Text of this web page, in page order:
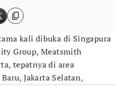
kali dibuka di Singapura
Group, Meatsmith
tepatnya di area
Jakarta Selatan,